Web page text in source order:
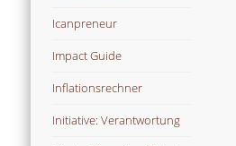
Icanpreneur
Impact Guide
Inflationsrechner
Initiative: Verantwortung